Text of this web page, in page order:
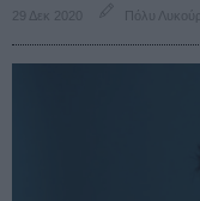
29 Δεκ 2020 Πόλυ